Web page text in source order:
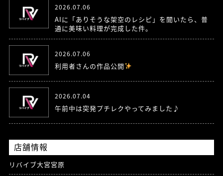
2026.07.06
AIに「ありそうな架空のレシピ」を聞いたら、普
通に美味い料理が完成した件。
2026.07.06
利用者さんの作品公開
2026.07.04
午前中は突発プチレクやってみました♪
店舗情報
リバイブ大宮宮原